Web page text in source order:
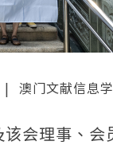
| 澳门文献信息
会理事、会